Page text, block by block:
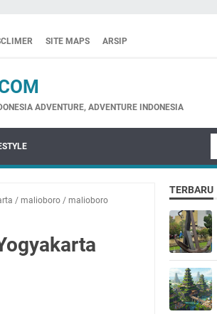
SITE MAPS ARSIP
ADVENTURE, ADVENTURE INDONESIA
/ malioboro / malioboro
TERBARU